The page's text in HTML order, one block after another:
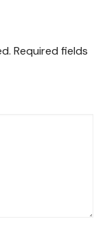
Required fields